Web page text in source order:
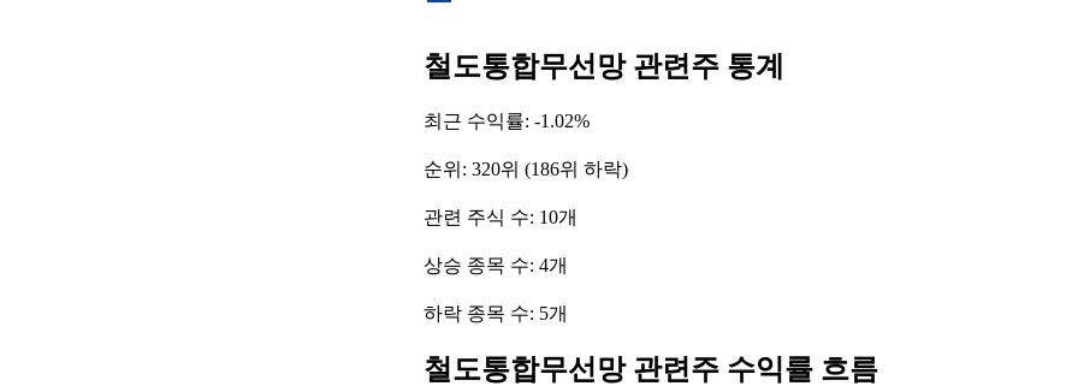
철도통합무선망 관련주 통계
최근 수익률: -1.02%
순위: 320위 (186위 하락)
관련 주식 수: 10개
상승 종목 수: 4개
하락 종목 수: 5개
철도통합무선망 관련주 수익률 흐름